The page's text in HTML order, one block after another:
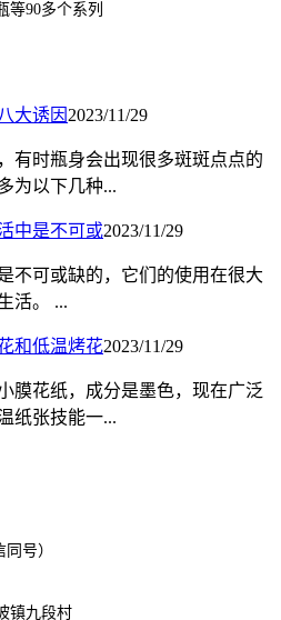
等90多个系列
大诱因 2023/11/29
有时瓶身会出现很多斑斑点点的
为以下几种...
中是不可或2023/11/29
不可或缺的，它们的使用在很大
活。 ...
和低温烤花2023/11/29
膜花纸，成分是墨色，现在广泛
纸张技能一...
号）
镇九段村